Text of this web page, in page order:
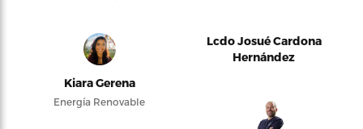
Kiara Gerena
Energía Renovable
Lcdo Josué Cardona
Hernández